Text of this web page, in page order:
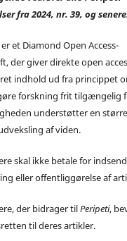
fra 2024, nr. 39, og
er et Diamond Open Access-
der giver direkte open
indhold ud fra princippet
forskning frit tilgængelig
understøtter en større
af viden.
skal ikke betale for
eller offentliggørelse af
der bidrager tilPeripeti,
til deres artikler.